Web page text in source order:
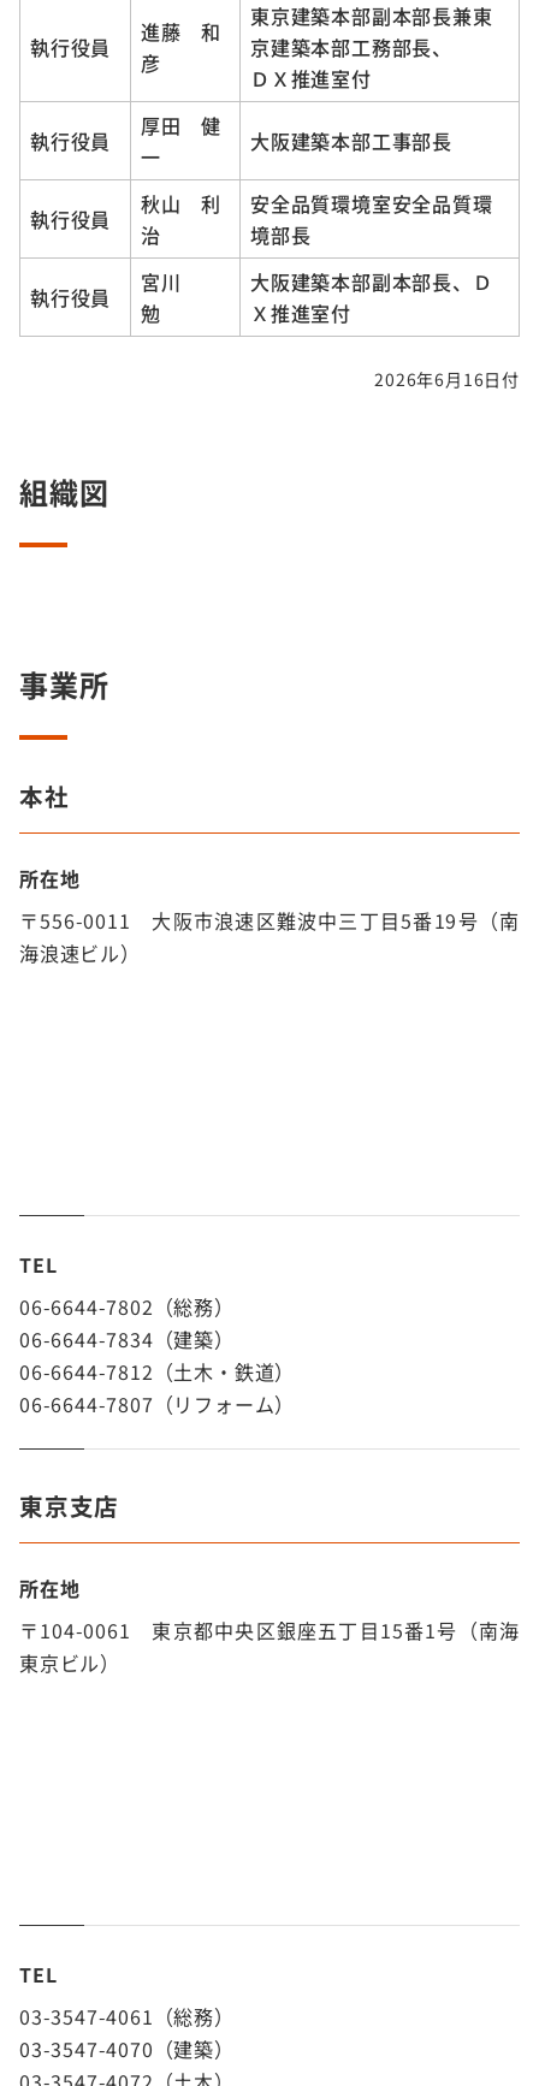
執行役員
進藤 和
彦
東京建築本部副本部長兼東
京建築本部工務部長、
ＤＸ推進室付
執行役員
厚田 健
一
大阪建築本部工事部長
執行役員
秋山 利
治
安全品質環境室安全品質環
境部長
執行役員
宮川
勉
大阪建築本部副本部長、Ｄ
Ｘ推進室付
2026年6月16日付
組織図
事業所
本社
所在地
〒556-0011 大阪市浪速区難波中三丁目5番19号（南
海浪速ビル）
TEL
06-6644-7802（総務）
06-6644-7834（建築）
06-6644-7812（土木・鉄道）
06-6644-7807（リフォーム）
東京支店
所在地
〒104-0061 東京都中央区銀座五丁目15番1号（南海
東京ビル）
TEL
03-3547-4061（総務）
03-3547-4070（建築）